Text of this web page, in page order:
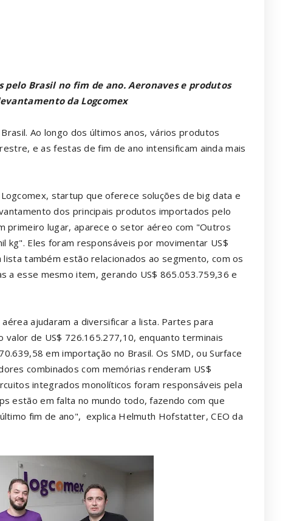
Brasil no fim de ano. Aeronaves e produtos
da Logcomex
Ao longo dos últimos anos, vários produtos
e as festas de fim de ano intensificam ainda mais
startup que oferece soluções de big data e
dos principais produtos importados pelo
primeiro lugar, aparece o setor aéreo com "Outros
kg". Eles foram responsáveis por movimentar US$
também estão relacionados ao segmento, com os
a esse mesmo item, gerando US$ 865.053.759,36 e
ajudaram a diversificar a lista. Partes para
de US$ 726.165.277,10, enquanto terminais
em importação no Brasil. Os SMD, ou Surface
combinados com memórias renderam US$
integrados monolíticos foram responsáveis pela
estão em falta no mundo todo, fazendo com que
fim de ano", explica Helmuth Hofstatter, CEO da